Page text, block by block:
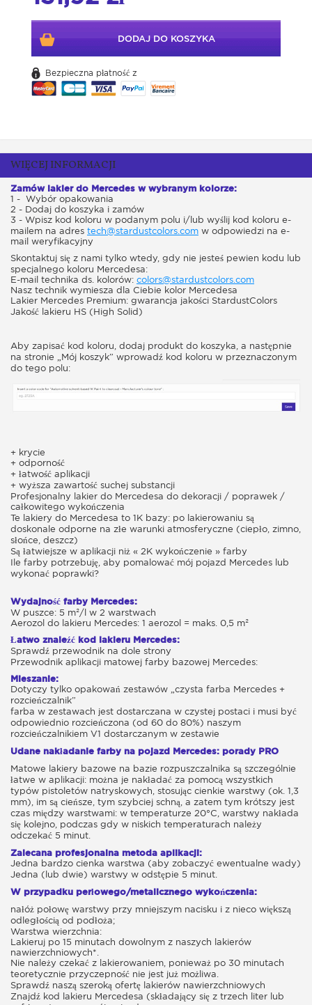
DODAJ DO KOSZYKA
Bezpieczna płatność z
WIĘCEJ INFORMACJI
Zamów lakier do Mercedes w wybranym kolorze:
1 - Wybór opakowania
2 - Dodaj do koszyka i zamów
3 - Wpisz kod koloru w podanym polu i/lub wyślij kod koloru e-
mailem na adres tech@stardustcolors.com w odpowiedzi na e-
mail weryfikacyjny
Skontaktuj się z nami tylko wtedy, gdy nie jesteś pewien kodu lub
specjalnego koloru Mercedesa:
E-mail technika ds. kolorów: colors@stardustcolors.com
Nasz technik wymiesza dla Ciebie kolor Mercedesa
Lakier Mercedes Premium: gwarancja jakości StardustColors
Jakość lakieru HS (High Solid)
Aby zapisać kod koloru, dodaj produkt do koszyka, a następnie
na stronie „Mój koszyk” wprowadź kod koloru w przeznaczonym
do tego polu:
+ krycie
+ odporność
+ łatwość aplikacji
+ wyższa zawartość suchej substancji
Profesjonalny lakier do Mercedesa do dekoracji / poprawek /
całkowitego wykończenia
Te lakiery do Mercedesa to 1K bazy: po lakierowaniu są
doskonale odporne na złe warunki atmosferyczne (ciepło, zimno,
słońce, deszcz)
Są łatwiejsze w aplikacji niż « 2K wykończenie » farby
Ile farby potrzebuję, aby pomalować mój pojazd Mercedes lub
wykonać poprawki?
Wydajność farby Mercedes:
W puszce: 5 m²/l w 2 warstwach
Aerozol do lakieru Mercedes: 1 aerozol = maks. 0,5 m²
Łatwo znaleźć kod lakieru Mercedes:
Sprawdź przewodnik na dole strony
Przewodnik aplikacji matowej farby bazowej Mercedes:
Mieszanie:
Dotyczy tylko opakowań zestawów „czysta farba Mercedes +
rozcieńczalnik”
farba w zestawach jest dostarczana w czystej postaci i musi być
odpowiednio rozcieńczona (od 60 do 80%) naszym
rozcieńczalnikiem V1 dostarczanym w zestawie
Udane nakładanie farby na pojazd Mercedes: porady PRO
Matowe lakiery bazowe na bazie rozpuszczalnika są szczególnie
łatwe w aplikacji: można je nakładać za pomocą wszystkich
typów pistoletów natryskowych, stosując cienkie warstwy (ok. 1,3
mm), im są cieńsze, tym szybciej schną, a zatem tym krótszy jest
czas między warstwami: w temperaturze 20°C, warstwy nakłada
się kolejno, podczas gdy w niskich temperaturach należy
odczekać 5 minut.
Zalecana profesjonalna metoda aplikacji:
Jedna bardzo cienka warstwa (aby zobaczyć ewentualne wady)
Jedna (lub dwie) warstwy w odstępie 5 minut.
W przypadku perłowego/metalicznego wykończenia:
nałóż połowę warstwy przy mniejszym nacisku i z nieco większą
odległością od podłoża;
Warstwa wierzchnia:
Lakieruj po 15 minutach dowolnym z naszych lakierów
nawierzchniowych*.
Nie należy czekać z lakierowaniem, ponieważ po 30 minutach
teoretycznie przyczepność nie jest już możliwa.
Sprawdź naszą szeroką ofertę lakierów nawierzchniowych
Znajdź kod lakieru Mercedesa (składający się z trzech liter lub